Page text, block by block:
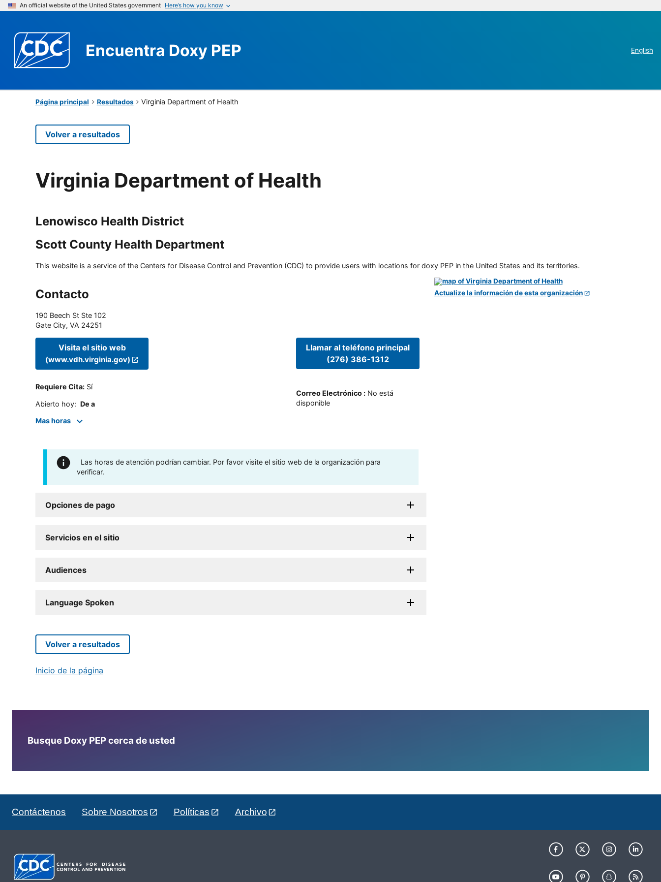
An official website of the United States government Here’s how you know
Encuentra Doxy PEP English
Página principal Resultados Virginia Department of Health
Volver a resultados
Virginia Department of Health
Lenowisco Health District
Scott County Health Department
This website is a service of the Centers for Disease Control and Prevention (CDC) to provide users with locations for doxy PEP in the United States and its territories.
Contacto
190 Beech St Ste 102
Gate City, VA 24251
Visita el sitio web
(www.vdh.virginia.gov)
Requiere Cita: Sí
Abierto hoy: De a
Mas horas
Llamar al teléfono principal
(276) 386-1312
Correo Electrónico: No está
disponible
Las horas de atención podrían cambiar. Por favor visite el sitio web de la organización para
verificar.
Opciones de pago
Servicios en el sitio
Audiences
Language Spoken
Actualize la información de esta organización
Volver a resultados
Inicio de la página
Busque Doxy PEP cerca de usted
Contáctenos Sobre Nosotros Políticas Archivo